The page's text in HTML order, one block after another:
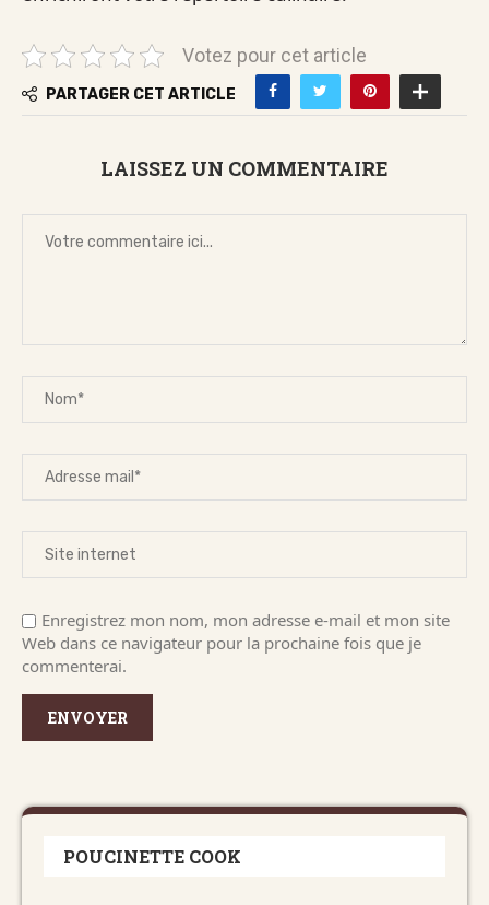
Votez pour cet article
PARTAGER CET ARTICLE
LAISSEZ UN COMMENTAIRE
Enregistrez mon nom, mon adresse e-mail et mon site
Web dans ce navigateur pour la prochaine fois que je
commenterai.
POUCINETTE COOK